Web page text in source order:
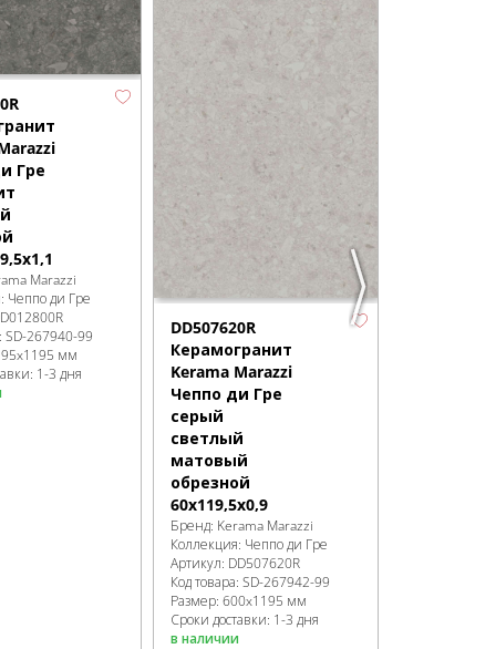
Гре
Marazzi
Чеппо ди Гре
SD-267940-99
мм
1-3 дня
DD507620R
Керамогранит
Kerama Marazzi
Чеппо ди Гре
серый
светлый
матовый
обрезной
60x119,5x0,9
Бренд: Kerama Marazzi
Коллекция: Чеппо ди Гре
Артикул: DD507620R
Код товара: SD-267942-99
Размер: 600x1195 мм
Сроки доставки: 1-3 дня
в наличии